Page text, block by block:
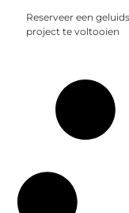
Reserveer een
project te voltooien